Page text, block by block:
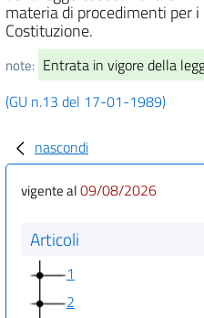
materia di procedimenti per
Costituzione.
note: Entrata in vigore della
(GU n.13 del 17-01-1989)
nascondi
vigente al09/08/2026
Articoli
1
2